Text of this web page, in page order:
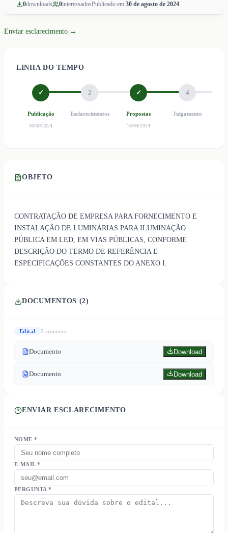
0downloads 0interessadosPublicado em 30 de agosto de 2024
Enviar esclarecimento →
LINHA DO TEMPO
✓
Publicação
30/08/2024
2
Esclarecimentos
✓
Propostas
16/04/2024
4
Julgamento
OBJETO
CONTRATAÇÃO DE EMPRESA PARA FORNECIMENTO E
INSTALAÇÃO DE LUMINÁRIAS PARA ILUMINAÇÃO
PÚBLICA EM LED, EM VIAS PÚBLICAS, CONFORME
DESCRIÇÃO DO TERMO DE REFERÊNCIA E
ESPECIFICAÇÕES CONSTANTES DO ANEXO I.
DOCUMENTOS (2)
Edital 2 arquivos
Documento Download
Documento Download
ENVIAR ESCLARECIMENTO
NOME *
E-MAIL *
PERGUNTA *